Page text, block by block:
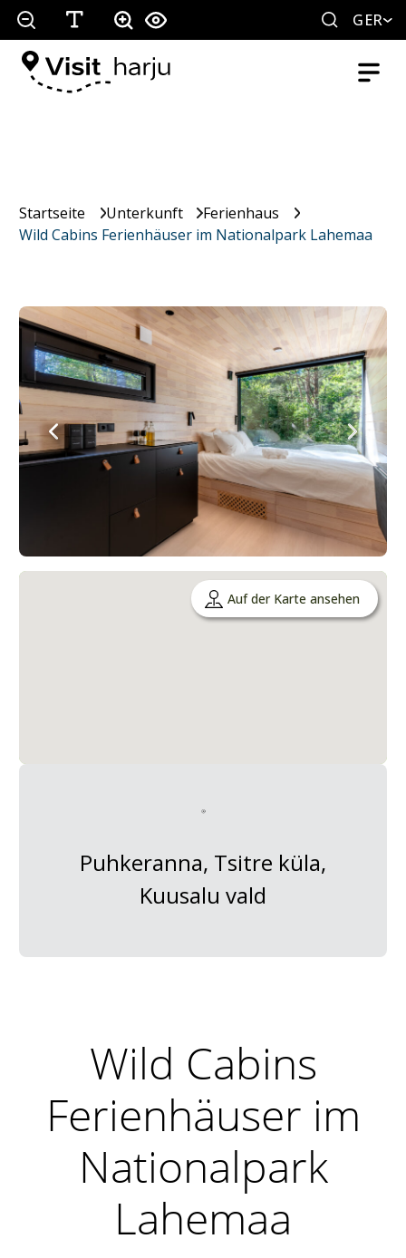
GER
Startseite Unterkunft
Ferienhaus
Wild Cabins Ferienhäuser im Nationalpark Lahemaa
Auf der Karte ansehen
Puhkeranna, Tsitre küla,
Kuusalu vald
Wild Cabins
Ferienhäuser im
Nationalpark
Lahemaa